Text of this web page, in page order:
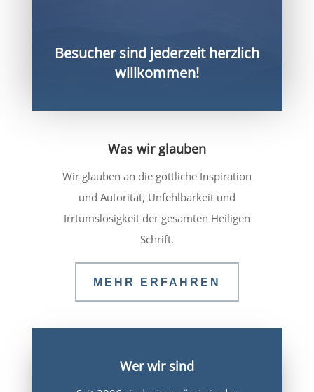
Besucher sind jederzeit herzlich
willkommen!
Was wir glauben
Wir glauben an die göttliche Inspiration
und Autorität, Unfehlbarkeit und
Irrtumslosigkeit der gesamten Heiligen
Schrift.
MEHR ERFAHREN
Wer wir sind